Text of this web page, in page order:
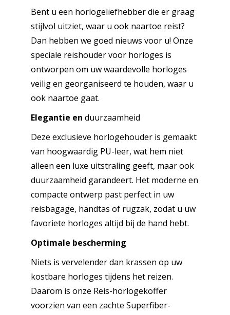
Bent u een horlogeliefhebber die er graag
stijlvol uitziet, waar u ook naartoe reist?
Dan hebben we goed nieuws voor u! Onze
speciale reishouder voor horloges is
ontworpen om uw waardevolle horloges
veilig en georganiseerd te houden, waar u
ook naartoe gaat.
Elegantie en duurzaamheid
Deze exclusieve horlogehouder is gemaakt
van hoogwaardig PU-leer, wat hem niet
alleen een luxe uitstraling geeft, maar ook
duurzaamheid garandeert. Het moderne en
compacte ontwerp past perfect in uw
reisbagage, handtas of rugzak, zodat u uw
favoriete horloges altijd bij de hand hebt.
Optimale bescherming
Niets is vervelender dan krassen op uw
kostbare horloges tijdens het reizen.
Daarom is onze Reis-horlogekoffer
voorzien van een zachte Superfiber-